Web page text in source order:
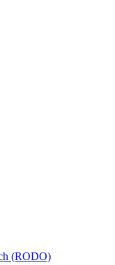
(RODO)